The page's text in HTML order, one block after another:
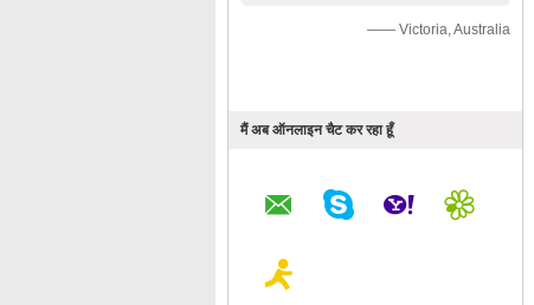
—— Victoria, Australia
मैं अब ऑनलाइन चैट कर रहा हूँ